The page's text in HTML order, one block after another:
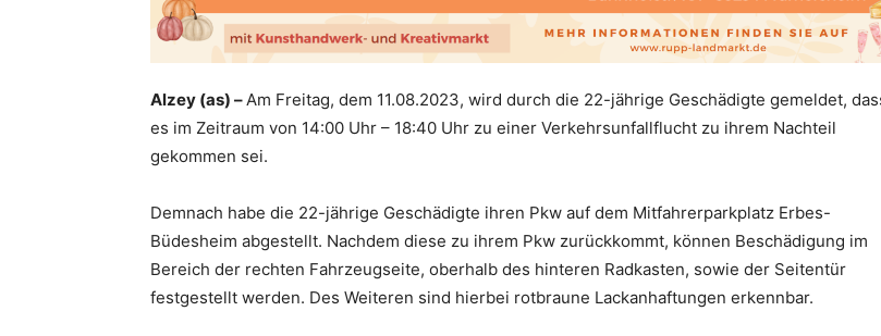
Alzey (as) –Am Freitag, dem 11.08.2023, wird durch die 22-jährige Geschädigte gemeldet,
es im Zeitraum von 14:00 Uhr – 18:40 Uhr zu einer Verkehrsunfallflucht zu ihrem Nachteil
gekommen sei.
Demnach habe die 22-jährige Geschädigte ihren Pkw auf dem Mitfahrerparkplatz Erbes-
Büdesheim abgestellt. Nachdem diese zu ihrem Pkw zurückkommt, können Beschädigung im
Bereich der rechten Fahrzeugseite, oberhalb des hinteren Radkasten, sowie der Seitentür
festgestellt werden. Des Weiteren sind hierbei rotbraune Lackanhaftungen erkennbar.